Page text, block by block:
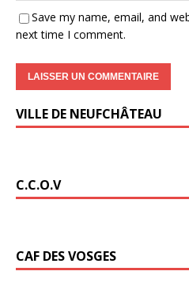
Save my name, email, and
next time I comment.
VILLE DE NEUFCHÂTEAU
C.C.O.V
CAF DES VOSGES